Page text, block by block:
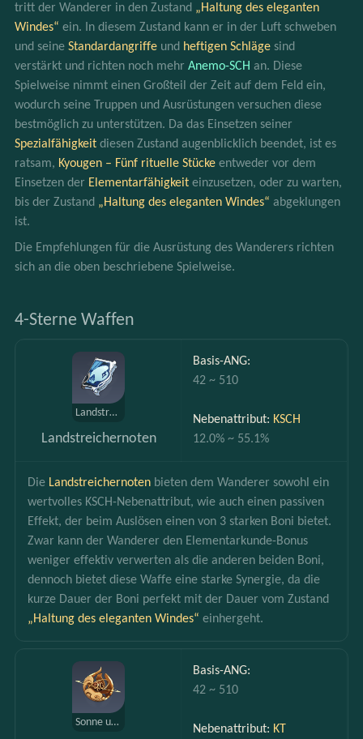
tritt der Wanderer in den Zustand „Haltung des eleganten
Windes“ ein. In diesem Zustand kann er in der Luft schweben
und seine Standardangriffe und heftigen Schläge sind
verstärkt und richten noch mehr Anemo-SCH an. Diese
Spielweise nimmt einen Großteil der Zeit auf dem Feld ein,
wodurch seine Truppen und Ausrüstungen versuchen diese
bestmöglich zu unterstützen. Da das Einsetzen seiner
Spezialfähigkeit diesen Zustand augenblicklich beendet, ist es
ratsam, Kyougen – Fünf rituelle Stücke entweder vor dem
Einsetzen der Elementarfähigkeit einzusetzen, oder zu warten,
bis der Zustand „Haltung des eleganten Windes“ abgeklungen
ist.
Die Empfehlungen für die Ausrüstung des Wanderers richten
sich an die oben beschriebene Spielweise.
4-Sterne Waffen
Landstreichernoten
Landstreichernoten
Basis-ANG:
42 ~ 510
Nebenattribut: KSCH
12.0% ~ 55.1%
Die Landstreichernoten bieten dem Wanderer sowohl ein
wertvolles KSCH-Nebenattribut, wie auch einen passiven
Effekt, der beim Auslösen einen von 3 starken Boni bietet.
Zwar kann der Wanderer den Elementarkunde-Bonus
weniger effektiv verwerten als die anderen beiden Boni,
dennoch bietet diese Waffe eine starke Synergie, da die
kurze Dauer der Boni perfekt mit der Dauer vom Zustand
„Haltung des eleganten Windes“ einhergeht.
Sonne und Mond
Basis-ANG:
42 ~ 510
Nebenattribut: KT